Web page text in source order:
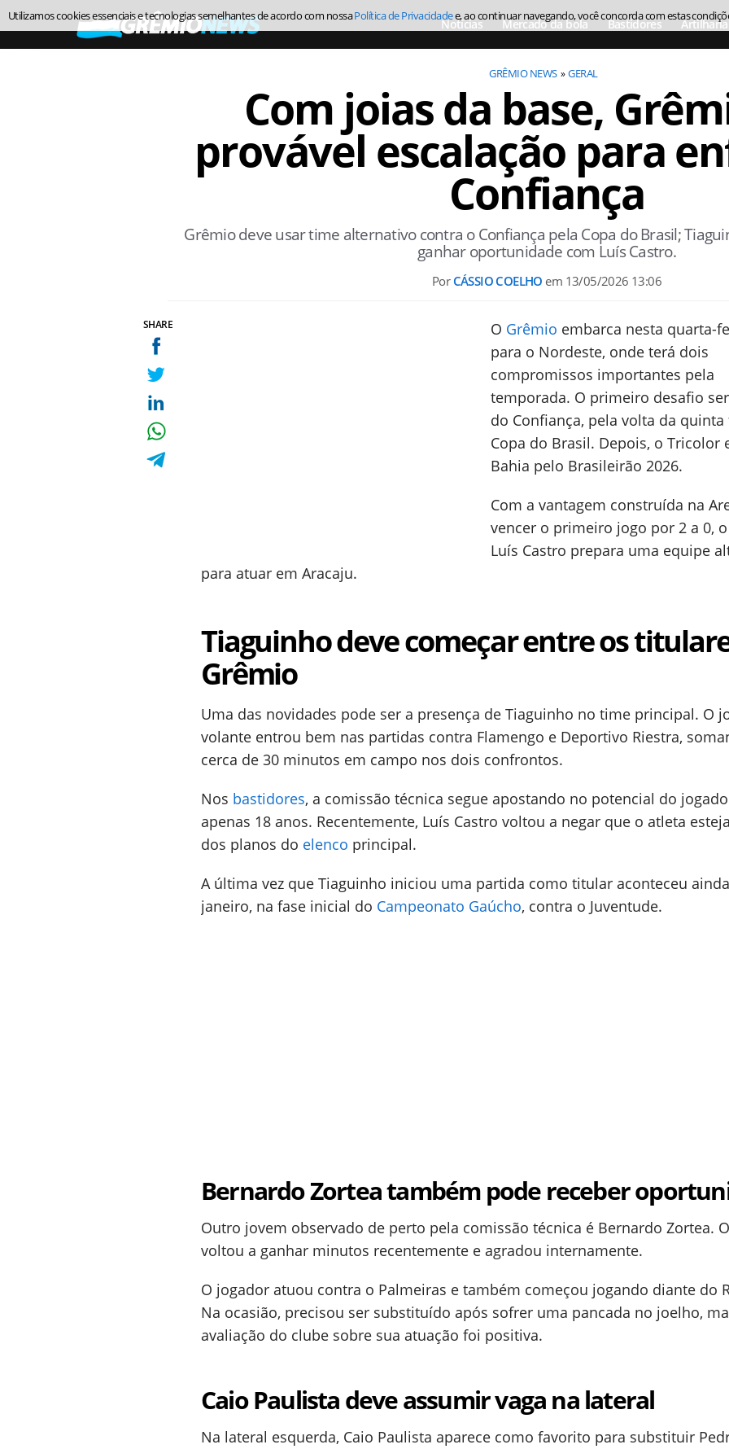
Notícias Mercado da bola Bastidores Artilharia
GRÊMIO NEWS GERAL
Com joias da base,
provável escalação para
Confiança
Grêmio deve usar time alternativo contra o Confiança pela Copa do Brasil;
ganhar oportunidade com Luís Castro.
Por CÁSSIO COELHO em 13/05/2026 13:06
SHARE O Grêmio embarca nesta quarta-
para o Nordeste, onde terá dois
compromissos importantes pela
temporada. O primeiro desafio
do Confiança, pela volta da quinta
Copa do Brasil. Depois, o Tricolor
Bahia pelo Brasileirão 2026.
Com a vantagem construída na
vencer o primeiro jogo por 2 a 0,
Luís Castro prepara uma equipe
para atuar em Aracaju.
Tiaguinho deve começar entre os
Grêmio
Uma das novidades pode ser a presença de Tiaguinho no time principal. O
volante entrou bem nas partidas contra Flamengo e Deportivo Riestra,
cerca de 30 minutos em campo nos dois confrontos.
Nos bastidores, a comissão técnica segue apostando no potencial do
apenas 18 anos. Recentemente, Luís Castro voltou a negar que o atleta
dos planos do elenco principal.
A última vez que Tiaguinho iniciou uma partida como titular aconteceu
janeiro, na fase inicial do Campeonato Gaúcho, contra o Juventude.
Bernardo Zortea também pode receber
Outro jovem observado de perto pela comissão técnica é Bernardo Zortea.
voltou a ganhar minutos recentemente e agradou internamente.
O jogador atuou contra o Palmeiras e também começou jogando diante do
Na ocasião, precisou ser substituído após sofrer uma pancada no joelho,
avaliação do clube sobre sua atuação foi positiva.
Caio Paulista deve assumir vaga na lateral
Na lateral esquerda, Caio Paulista aparece como favorito para substituir
Utilizamos cookies essenciais e tecnologias semelhantes de acordo com nossaPolítica de Privacidadee, ao continuar navegando, você concorda com estas